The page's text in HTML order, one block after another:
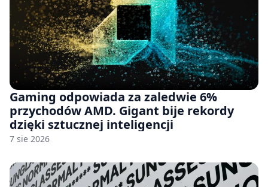
Gaming odpowiada za zaledwie 6%
przychodów AMD. Gigant bije rekordy
dzięki sztucznej inteligencji
7 sie 2026